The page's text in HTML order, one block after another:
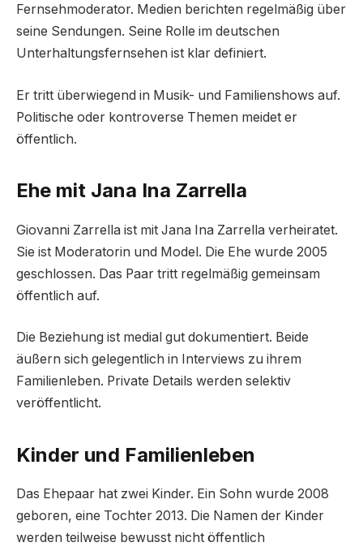
Fernsehmoderator. Medien berichten regelmäßig über
seine Sendungen. Seine Rolle im deutschen
Unterhaltungsfernsehen ist klar definiert.
Er tritt überwiegend in Musik- und Familienshows auf.
Politische oder kontroverse Themen meidet er
öffentlich.
Ehe mit Jana Ina Zarrella
Giovanni Zarrella ist mit Jana Ina Zarrella verheiratet.
Sie ist Moderatorin und Model. Die Ehe wurde 2005
geschlossen. Das Paar tritt regelmäßig gemeinsam
öffentlich auf.
Die Beziehung ist medial gut dokumentiert. Beide
äußern sich gelegentlich in Interviews zu ihrem
Familienleben. Private Details werden selektiv
veröffentlicht.
Kinder und Familienleben
Das Ehepaar hat zwei Kinder. Ein Sohn wurde 2008
geboren, eine Tochter 2013. Die Namen der Kinder
werden teilweise bewusst nicht öffentlich